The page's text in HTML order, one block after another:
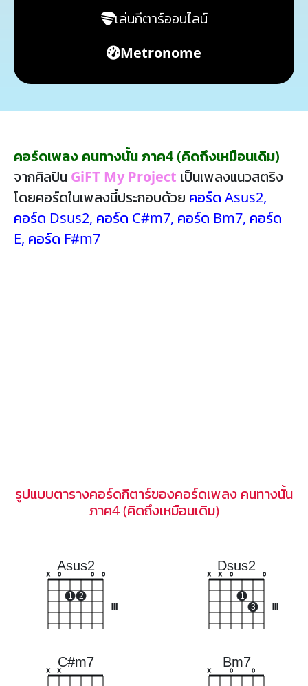
เล่นกีตาร์ออนไลน์
Metronome
คอร์ดเพลง คนทางนั้น ภาค4 (คิดถึงเหมือนเดิม)
จากศิลปิน GiFT My Project เป็นเพลงแนวสตริง
โดยคอร์ดในเพลงนี้ประกอบด้วย คอร์ด Asus2,
คอร์ด Dsus2, คอร์ด C#m7, คอร์ด Bm7, คอร์ด
E, คอร์ด F#m7
รูปแบบตารางคอร์ดกีตาร์ของคอร์ดเพลง คนทางนั้น
ภาค4 (คิดถึงเหมือนเดิม)
Asus2
x o
1 2
o o
Dsus2
x x o
1
3
o
C#m7
x x
Bm7
x o o